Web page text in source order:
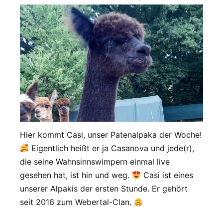
Hier kommt Casi, unser Patenalpaka der Woche!
Eigentlich heißt er ja Casanova und jede(r),
die seine Wahnsinnswimpern einmal live
gesehen hat, ist hin und weg.
Casi ist eines
unserer Alpakis der ersten Stunde. Er gehört
seit 2016 zum Webertal-Clan.